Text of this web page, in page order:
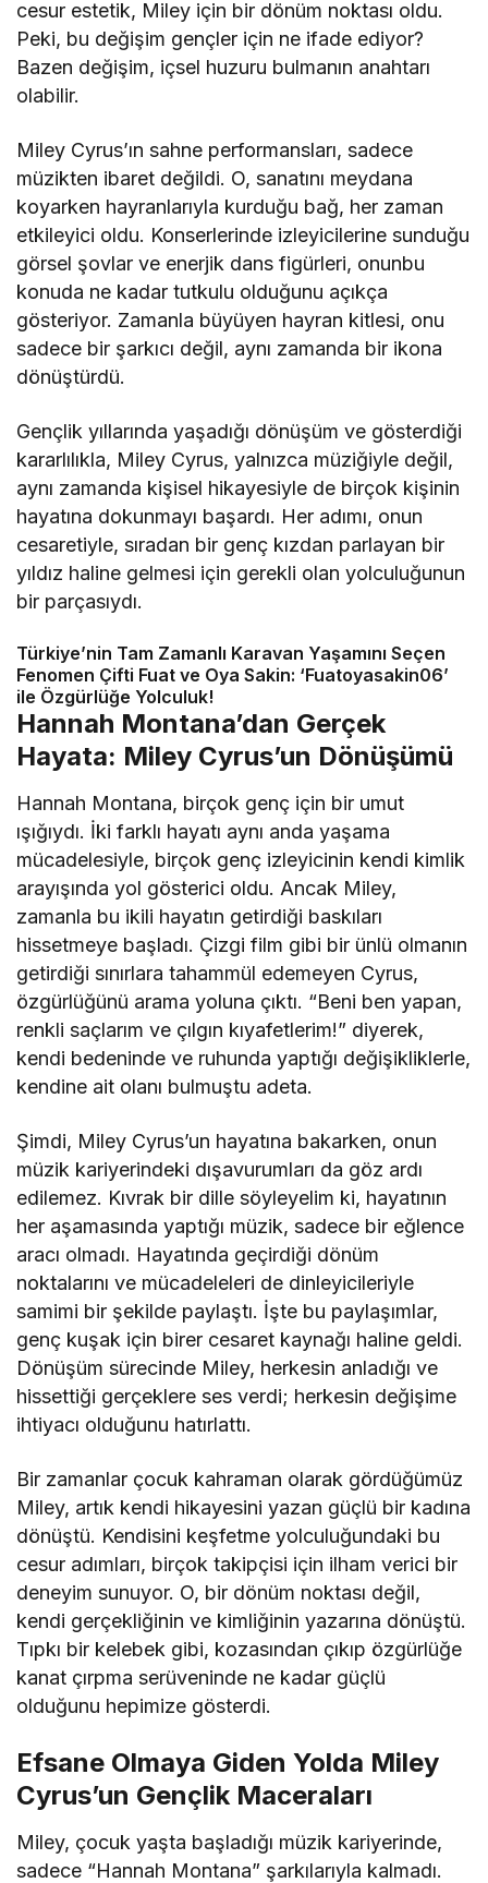
cesur estetik, Miley için bir dönüm noktası oldu.
Peki, bu değişim gençler için ne ifade ediyor?
Bazen değişim, içsel huzuru bulmanın anahtarı
olabilir.
Miley Cyrus’ın sahne performansları, sadece
müzikten ibaret değildi. O, sanatını meydana
koyarken hayranlarıyla kurduğu bağ, her zaman
etkileyici oldu. Konserlerinde izleyicilerine sunduğu
görsel şovlar ve enerjik dans figürleri, onunbu
konuda ne kadar tutkulu olduğunu açıkça
gösteriyor. Zamanla büyüyen hayran kitlesi, onu
sadece bir şarkıcı değil, aynı zamanda bir ikona
dönüştürdü.
Gençlik yıllarında yaşadığı dönüşüm ve gösterdiği
kararlılıkla, Miley Cyrus, yalnızca müziğiyle değil,
aynı zamanda kişisel hikayesiyle de birçok kişinin
hayatına dokunmayı başardı. Her adımı, onun
cesaretiyle, sıradan bir genç kızdan parlayan bir
yıldız haline gelmesi için gerekli olan yolculuğunun
bir parçasıydı.
Türkiye’nin Tam Zamanlı Karavan Yaşamını Seçen
Fenomen Çifti Fuat ve Oya Sakin: ‘Fuatoyasakin06’
ile Özgürlüğe Yolculuk!
Hannah Montana’dan Gerçek
Hayata: Miley Cyrus’un Dönüşümü
Hannah Montana, birçok genç için bir umut
ışığıydı. İki farklı hayatı aynı anda yaşama
mücadelesiyle, birçok genç izleyicinin kendi kimlik
arayışında yol gösterici oldu. Ancak Miley,
zamanla bu ikili hayatın getirdiği baskıları
hissetmeye başladı. Çizgi film gibi bir ünlü olmanın
getirdiği sınırlara tahammül edemeyen Cyrus,
özgürlüğünü arama yoluna çıktı. “Beni ben yapan,
renkli saçlarım ve çılgın kıyafetlerim!” diyerek,
kendi bedeninde ve ruhunda yaptığı değişikliklerle,
kendine ait olanı bulmuştu adeta.
Şimdi, Miley Cyrus’un hayatına bakarken, onun
müzik kariyerindeki dışavurumları da göz ardı
edilemez. Kıvrak bir dille söyleyelim ki, hayatının
her aşamasında yaptığı müzik, sadece bir eğlence
aracı olmadı. Hayatında geçirdiği dönüm
noktalarını ve mücadeleleri de dinleyicileriyle
samimi bir şekilde paylaştı. İşte bu paylaşımlar,
genç kuşak için birer cesaret kaynağı haline geldi.
Dönüşüm sürecinde Miley, herkesin anladığı ve
hissettiği gerçeklere ses verdi; herkesin değişime
ihtiyacı olduğunu hatırlattı.
Bir zamanlar çocuk kahraman olarak gördüğümüz
Miley, artık kendi hikayesini yazan güçlü bir kadına
dönüştü. Kendisini keşfetme yolculuğundaki bu
cesur adımları, birçok takipçisi için ilham verici bir
deneyim sunuyor. O, bir dönüm noktası değil,
kendi gerçekliğinin ve kimliğinin yazarına dönüştü.
Tıpkı bir kelebek gibi, kozasından çıkıp özgürlüğe
kanat çırpma serüveninde ne kadar güçlü
olduğunu hepimize gösterdi.
Efsane Olmaya Giden Yolda Miley
Cyrus’un Gençlik Maceraları
Miley, çocuk yaşta başladığı müzik kariyerinde,
sadece “Hannah Montana” şarkılarıyla kalmadı.